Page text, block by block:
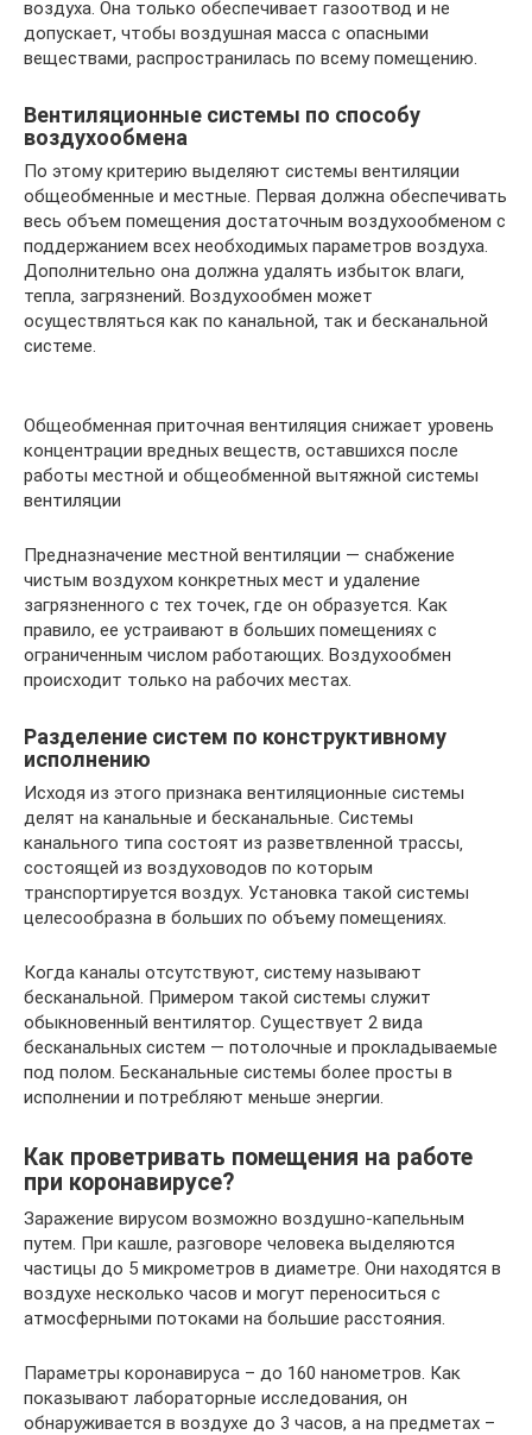
воздуха. Она только обеспечивает газоотвод и не
допускает, чтобы воздушная масса с опасными
веществами‚ распространилась по всему помещению.
Вентиляционные системы по способу
воздухообмена
По этому критерию выделяют системы вентиляции
общеобменные и местные. Первая должна обеспечивать
весь объем помещения достаточным воздухообменом с
поддержанием всех необходимых параметров воздуха.
Дополнительно она должна удалять избыток влаги‚
тепла‚ загрязнений. Воздухообмен может
осуществляться как по канальной, так и бесканальной
системе.
Общеобменная приточная вентиляция снижает уровень
концентрации вредных веществ, оставшихся после
работы местной и общеобменной вытяжной системы
вентиляции
Предназначение местной вентиляции — снабжение
чистым воздухом конкретных мест и удаление
загрязненного с тех точек, где он образуется. Как
правило, ее устраивают в больших помещениях с
ограниченным числом работающих. Воздухообмен
происходит только на рабочих местах.
Разделение систем по конструктивному
исполнению
Исходя из этого признака вентиляционные системы
делят на канальные и бесканальные. Системы
канального типа состоят из разветвленной трассы‚
состоящей из воздуховодов по которым
транспортируется воздух. Установка такой системы
целесообразна в больших по объему помещениях.
Когда каналы отсутствуют‚ систему называют
бесканальной. Примером такой системы служит
обыкновенный вентилятор. Существует 2 вида
бесканальных систем — потолочные и прокладываемые
под полом. Бесканальные системы более просты в
исполнении и потребляют меньше энергии.
Как проветривать помещения на работе
при коронавирусе?
Заражение вирусом возможно воздушно-капельным
путем. При кашле, разговоре человека выделяются
частицы до 5 микрометров в диаметре. Они находятся в
воздухе несколько часов и могут переноситься с
атмосферными потоками на большие расстояния.
Параметры коронавируса – до 160 нанометров. Как
показывают лабораторные исследования, он
обнаруживается в воздухе до 3 часов, а на предметах –